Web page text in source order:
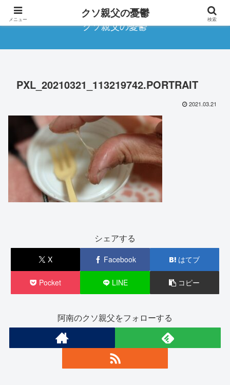
クソ親父の憂鬱
PXL_20210321_113219742.PORTRAIT
2021.03.21
シェアする
X Facebook はてブ
Pocket LINE コピー
阿南のクソ親父をフォローする
メニュー クソ親父の憂鬱 検索